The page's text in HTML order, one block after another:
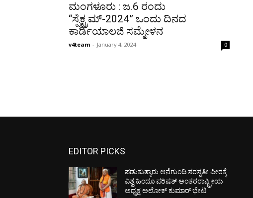
ಮಂಗಳೂರು : ಜ.6 ರಂದು
“ಸ್ಪೆಕ್ಟ್ರಮ್-2024” ಒಂದು ದಿನದ
ಕಾರ್ಡಿಯಾಲಜಿ ಸಮ್ಮೇಳನ
v4team - January 4, 2024 0
EDITOR PICKS
ಪಡುಕುತ್ಯಾರು ಆನೆಗುಂದಿ ಸರಸ್ವತೀ ಪೀಠಕ್ಕೆ
ವಿಶ್ವ ಹಿಂದೂ ಪರಿಷತ್ ಅಂತರರಾಷ್ಟ್ರೀಯ
ಅಧ್ಯಕ್ಷ ಅಲೋಕ್ ಕುಮಾರ್ ಭೇಟಿ